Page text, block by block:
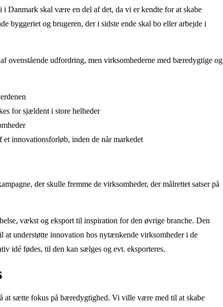
Danmark skal være en del af det, da vi er kendte for at skabe
byggeriet og brugeren, der i sidste ende skal bo eller arbejde i
ovenstående udfordring, men virksomhederne med bæredygtige og
for sjældent i store helheder
et innovationsforløb, inden de når markedet
der skulle fremme de virksomheder, der målrettet satser på
vækst og eksport til inspiration for den øvrige branche. Den
at understøtte innovation hos nytænkende virksomheder i de
idé fødes, til den kan sælges og evt. eksporteres.
at sætte fokus på bæredygtighed. Vi ville være med til at skabe